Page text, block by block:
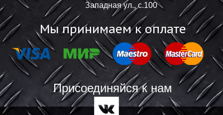
Западная ул., с.100
Мы принимаем к оплате
Присоединяйся к нам